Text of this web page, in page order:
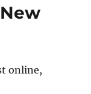
online,